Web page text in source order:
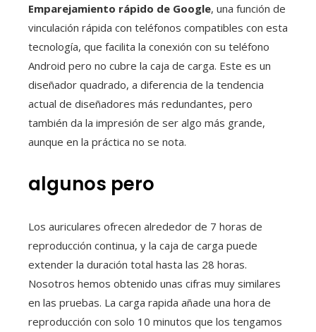
Emparejamiento rápido de Google, una función de
vinculación rápida con teléfonos compatibles con esta
tecnología, que facilita la conexión con su teléfono
Android pero no cubre la caja de carga. Este es un
diseñador quadrado, a diferencia de la tendencia
actual de diseñadores más redundantes, pero
también da la impresión de ser algo más grande,
aunque en la práctica no se nota.
algunos pero
Los auriculares ofrecen alrededor de 7 horas de
reproducción continua, y la caja de carga puede
extender la duración total hasta las 28 horas.
Nosotros hemos obtenido unas cifras muy similares
en las pruebas. La carga rapida añade una hora de
reproducción con solo 10 minutos que los tengamos